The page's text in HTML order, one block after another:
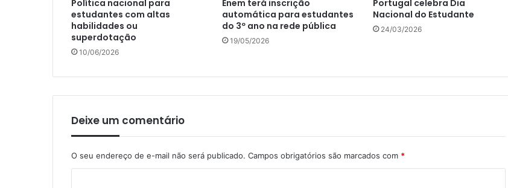
Política nacional para
estudantes com altas
habilidades ou
superdotação
10/06/2026
Enem terá inscrição
automática para estudantes
do 3º ano na rede pública
19/05/2026
Portugal celebra Dia
Nacional do Estudante
24/03/2026
Deixe um comentário
O seu endereço de e-mail não será publicado. Campos obrigatórios são marcados com *